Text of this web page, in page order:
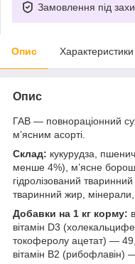
Замовлення під
Опис Характеристики
Опис
ГАВ — повнораціонний
м’ясним асорті.
Склад: кукурудза,
менше 4%), м’ясне
гідролізований
тваринний жир, мінерали,
Добавки на 1 кг корму:
вітамін D3
токоферолу ацетат) —
вітамін B2